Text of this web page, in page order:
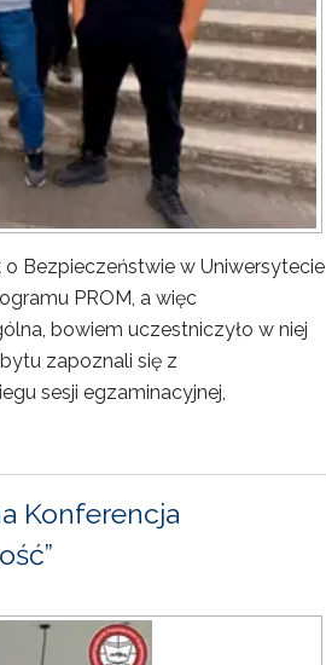
Bezpieczeństwie w Uniwersytecie
PROM, a więc
bowiem uczestniczyło w niej
zapoznali się z
sesji egzaminacyjnej,
Konferencja